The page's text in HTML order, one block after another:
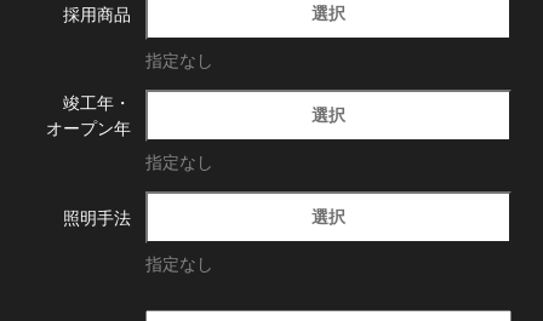
採用商品 選択
指定なし
竣工年・
オープン年
選択
指定なし
照明手法 選択
指定なし